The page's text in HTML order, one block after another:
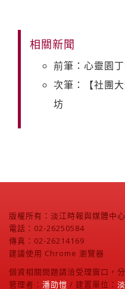
相關新聞
前筆：心靈園
次筆：【社團
坊
版權所有：淡江時報與媒體中心
電話：02-26250584
傳真：02-26214169
建議使用 Chrome 瀏覽器
個資相關問題請洽受理窗口，
管理者： 潘劭愷 / 建置單位：